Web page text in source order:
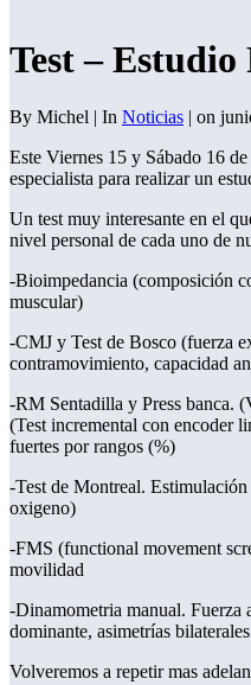
Test – Estudio
By Michel | In Noticias | on
Este Viernes 15 y Sábado 16
especialista para realizar un
Un test muy interesante en el
nivel personal de cada uno de
-Bioimpedancia (composición
muscular)
-CMJ y Test de Bosco (fuerza
contramovimiento, capacidad
-RM Sentadilla y Press banca.
(Test incremental con encoder
fuertes por rangos (%)
-Test de Montreal.
oxigeno)
-FMS (functional movement
movilidad
-Dinamometria manual. Fuerza
dominante, asimetrías bilaterales
Volveremos a repetir mas